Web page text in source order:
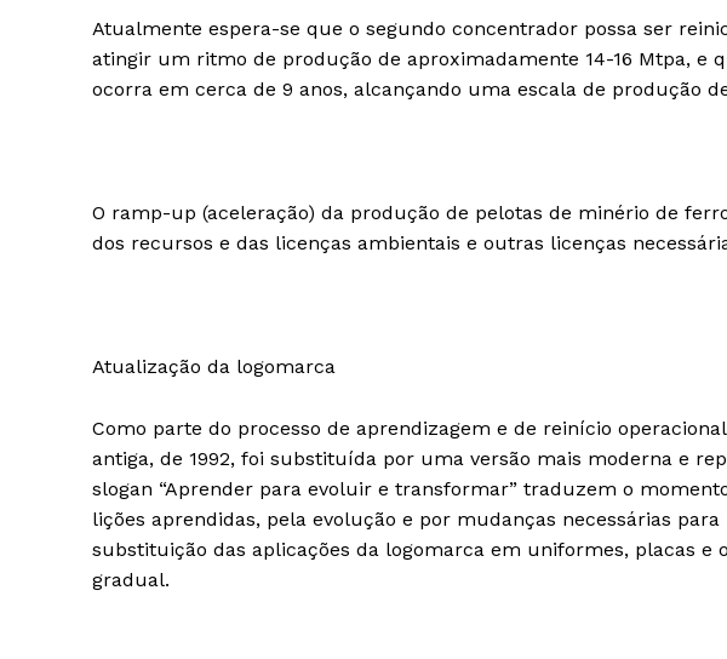
Atualmente espera-se que o segundo concentrador possa ser
atingir um ritmo de produção de aproximadamente 14-16 Mtpa, e
ocorra em cerca de 9 anos, alcançando uma escala de produção
O ramp-up (aceleração) da produção de pelotas de minério de
dos recursos e das licenças ambientais e outras licenças
Atualização da logomarca
Como parte do processo de aprendizagem e de reinício
antiga, de 1992, foi substituída por uma versão mais moderna e
slogan “Aprender para evoluir e transformar” traduzem o
lições aprendidas, pela evolução e por mudanças necessárias
substituição das aplicações da logomarca em uniformes, placas
gradual.